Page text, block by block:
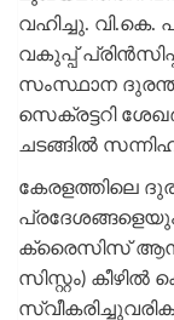
വഹിച്ചു.
വകുപ്പ്
സംസ്ഥാന ദുരന്ത
സെക്രട്ടറി
ചടങ്ങിൽ
കേരളത്തിലെ
ക്രൈസിസ്
സിസ്റ്റം)